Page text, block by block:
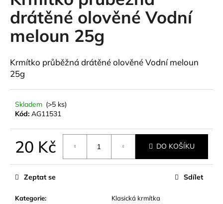
0,0
z
hvězdiček.
drátěné olověné Vodní
meloun 25g
Krmítko průběžná drátěné olověné Vodní meloun
25g
Skladem (>5 ks)
Kód: AG11531
20 Kč DO KOŠÍKU
Kategorie:
Klasická krmítka
Zeptat se Sdílet
a
j
í
?
p
o